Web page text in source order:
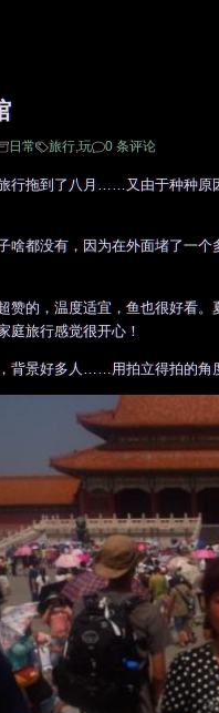
日常 旅行,玩 0 条评论
行拖到了八月……又由于种种原
啥都没有，因为在外面堵了一个
赞的，温度适宜，鱼也很好看。
庭旅行感觉很开心！
背景好多人……用拍立得拍的角